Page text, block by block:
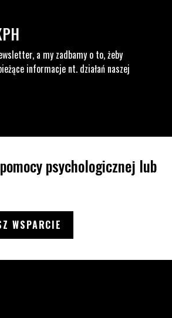
a my zadbamy o to, żeby
informacje nt. działań naszej
psychologicznej lub
WSPARCIE